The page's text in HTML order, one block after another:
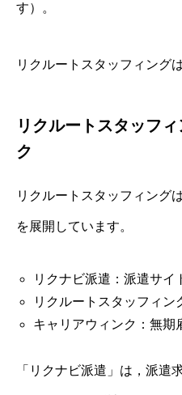
す）。
リクルートスタッフィング
リクルートスタッフ
ク
リクルートスタッフィング
を展開しています。
リクナビ派遣：派遣サイ
リクルートスタッフィン
キャリアウィンク：無期
「リクナビ派遣」は，派遣